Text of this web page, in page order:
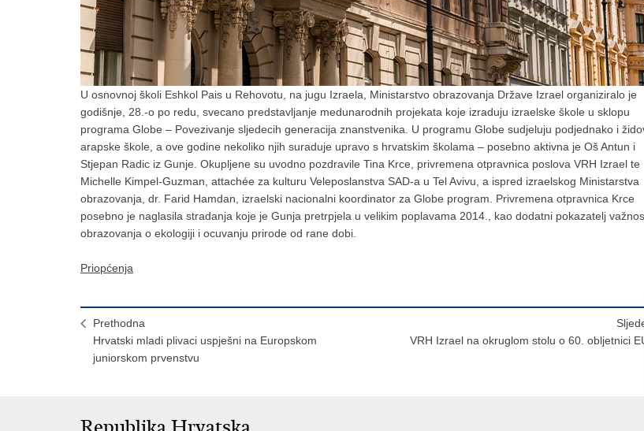
U osnovnoj školi Eshkol Pais u Rehovotu, na jugu Izraela, Ministarstvo obrazovanja Države Izrael organiziralo je
godišnje, 28.-o po redu, svecano predstavljanje medunarodnih projekata koje izraduju izraelske škole u sklopu
programa Globe – Povezivanje sljedecih generacija znanstvenika. U programu Globe sudjeluju podjednako i
arapske škole, a ove godine nekoliko njih suraduje upravo s hrvatskim školama – posebno aktivna je Oš Antun i
Stjepan Radic iz Gunje. Okupljene su uvodno pozdravile Tina Krce, privremena otpravnica poslova VRH Izrael te
Michelle Kimpel-Guzman, attachée za kulturu Veleposlanstva SAD-a u Tel Avivu, a ispred izraelskog Ministarstva
obrazovanja, dr. Farid Hamdan, izraelski nacionalni koordinator za Globe program. Privremena otpravnica Krce
posebno je naglasila stradanja koje je Gunja pretrpjela u velikim poplavama 2014., kao dodatni pokazatelj
obrazovanja o ekologiji i ocuvanju prirode od rane dobi.
Priopćenja
Prethodna
Hrvatski mladi plivaci uspješni na Europskom
juniorskom prvenstvu
VRH Izrael na okruglom stolu o 60. obljetnici